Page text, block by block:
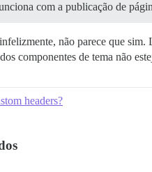
com a publicação de
não parece que sim.
componentes de tema não
headers?